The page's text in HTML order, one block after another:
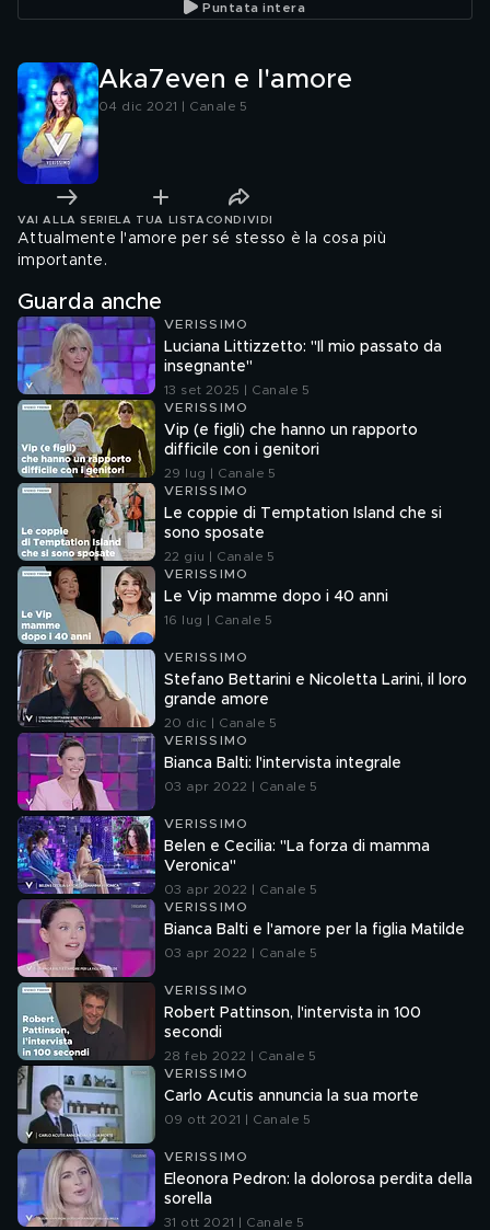
Puntata intera
Aka7even e l'amore
04 dic 2021 | Canale 5
VAI ALLA SERIE LA TUA LISTA CONDIVIDI
Attualmente l'amore per sé stesso è la cosa più
importante.
Guarda anche
VERISSIMO
Luciana Littizzetto: "Il mio passato da
insegnante"
13 set 2025 | Canale 5
VERISSIMO
Vip (e figli) che hanno un rapporto
difficile con i genitori
29 lug | Canale 5
VERISSIMO
Le coppie di Temptation Island che si
sono sposate
22 giu | Canale 5
VERISSIMO
Le Vip mamme dopo i 40 anni
16 lug | Canale 5
VERISSIMO
Stefano Bettarini e Nicoletta Larini, il loro
grande amore
20 dic | Canale 5
VERISSIMO
Bianca Balti: l'intervista integrale
03 apr 2022 | Canale 5
VERISSIMO
Belen e Cecilia: "La forza di mamma
Veronica"
03 apr 2022 | Canale 5
VERISSIMO
Bianca Balti e l'amore per la figlia Matilde
03 apr 2022 | Canale 5
VERISSIMO
Robert Pattinson, l'intervista in 100
secondi
28 feb 2022 | Canale 5
VERISSIMO
Carlo Acutis annuncia la sua morte
09 ott 2021 | Canale 5
VERISSIMO
Eleonora Pedron: la dolorosa perdita della
sorella
31 ott 2021 | Canale 5